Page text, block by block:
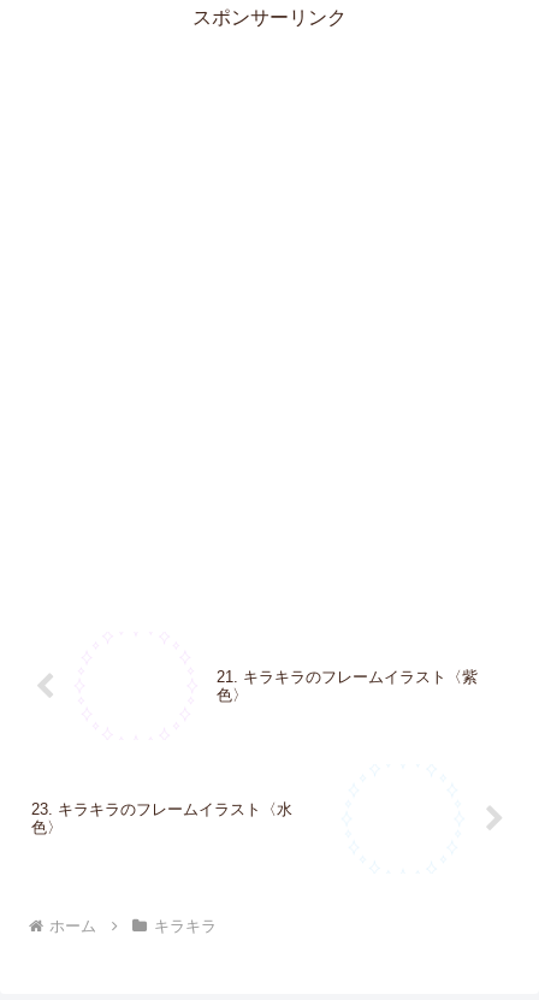
スポンサーリンク
21. キラキラのフレームイラスト〈紫
色〉
23. キラキラのフレームイラスト〈水
色〉
ホーム キラキラ